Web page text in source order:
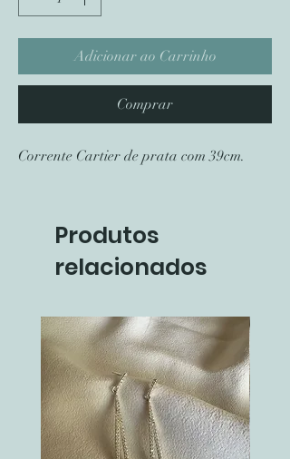
Adicionar ao Carrinho
Comprar
Corrente Cartier de prata com 39cm.
Produtos
relacionados